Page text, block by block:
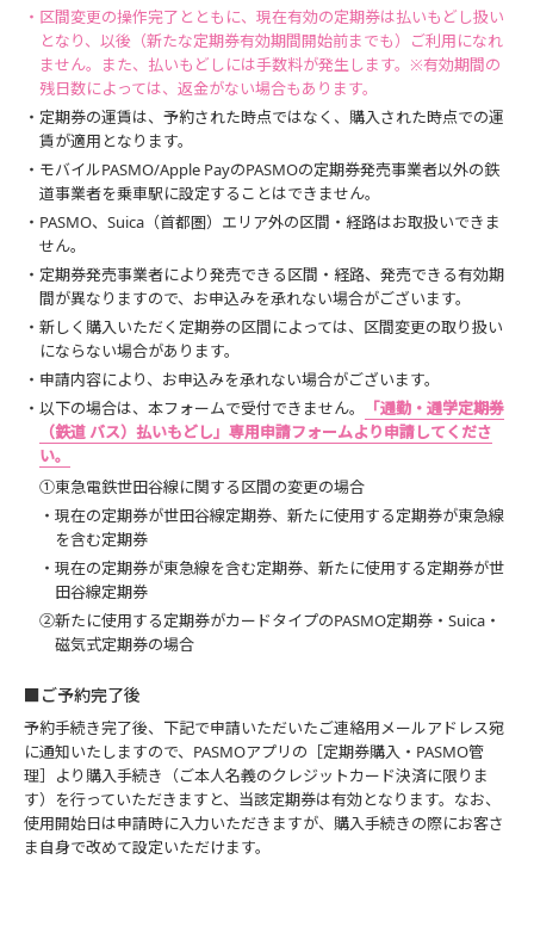
・区間変更の操作完了とともに、現在有効の定期券は払いもどし扱い
となり、以後（新たな定期券有効期間開始前までも）ご利用になれ
ません。また、払いもどしには手数料が発生します。※有効期間の
残日数によっては、返金がない場合もあります。
・定期券の運賃は、予約された時点ではなく、購入された時点での運
賃が適用となります。
・モバイルPASMO/Apple PayのPASMOの定期券発売事業者以外の鉄
道事業者を乗車駅に設定することはできません。
・PASMO、Suica（首都圏）エリア外の区間・経路はお取扱いできま
せん。
・定期券発売事業者により発売できる区間・経路、発売できる有効期
間が異なりますので、お申込みを承れない場合がございます。
・新しく購入いただく定期券の区間によっては、区間変更の取り扱い
にならない場合があります。
・申請内容により、お申込みを承れない場合がございます。
・以下の場合は、本フォームで受付できません。
「通勤・通学定期券
（鉄道 バス）払いもどし」専用申請フォームより申請してくださ
い。
①東急電鉄世田谷線に関する区間の変更の場合
・現在の定期券が世田谷線定期券、新たに使用する定期券が東急線
を含む定期券
・現在の定期券が東急線を含む定期券、新たに使用する定期券が世
田谷線定期券
②新たに使用する定期券がカードタイプのPASMO定期券・Suica・
磁気式定期券の場合
■ご予約完了後
予約手続き完了後、下記で申請いただいたご連絡用メールアドレス宛
に通知いたしますので、PASMOアプリの［定期券購入・PASMO管
理］より購入手続き（ご本人名義のクレジットカード決済に限りま
す）を行っていただきますと、当該定期券は有効となります。なお、
使用開始日は申請時に入力いただきますが、購入手続きの際にお客さ
ま自身で改めて設定いただけます。